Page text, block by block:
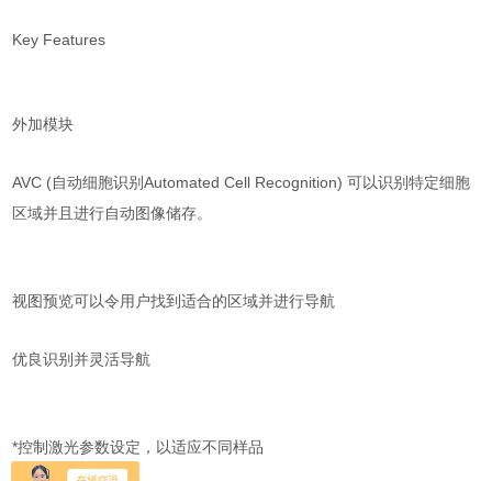
Key Features
外加模块
AVC (自动细胞识别Automated Cell Recognition) 可以识别特定细胞
区域并且进行自动图像储存。
视图预览可以令用户找到适合的区域并进行导航
优良识别并灵活导航
*控制激光参数设定，以适应不同样品